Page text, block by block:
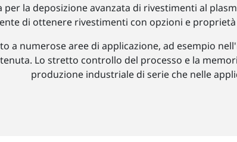
la deposizione avanzata di rivestimenti al
di ottenere rivestimenti con opzioni e
a numerose aree di applicazione, ad esempio
Lo stretto controllo del processo e la
produzione industriale di serie che nelle